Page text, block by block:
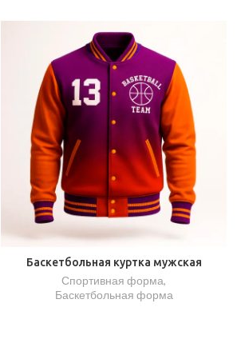
Баскетбольная куртка мужская
Спортивная форма,
Баскетбольная форма